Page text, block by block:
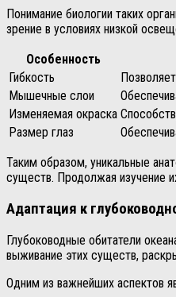
Понимание биологии таких
зрение в условиях низкой
Особенность
Гибкость
Мышечные слои
Изменяемая окраска
Размер глаз
Таким образом, уникальные
существ. Продолжая изучение
Адаптация к
Глубоководные обитатели
выживание этих существ,
Одним из важнейших аспектов